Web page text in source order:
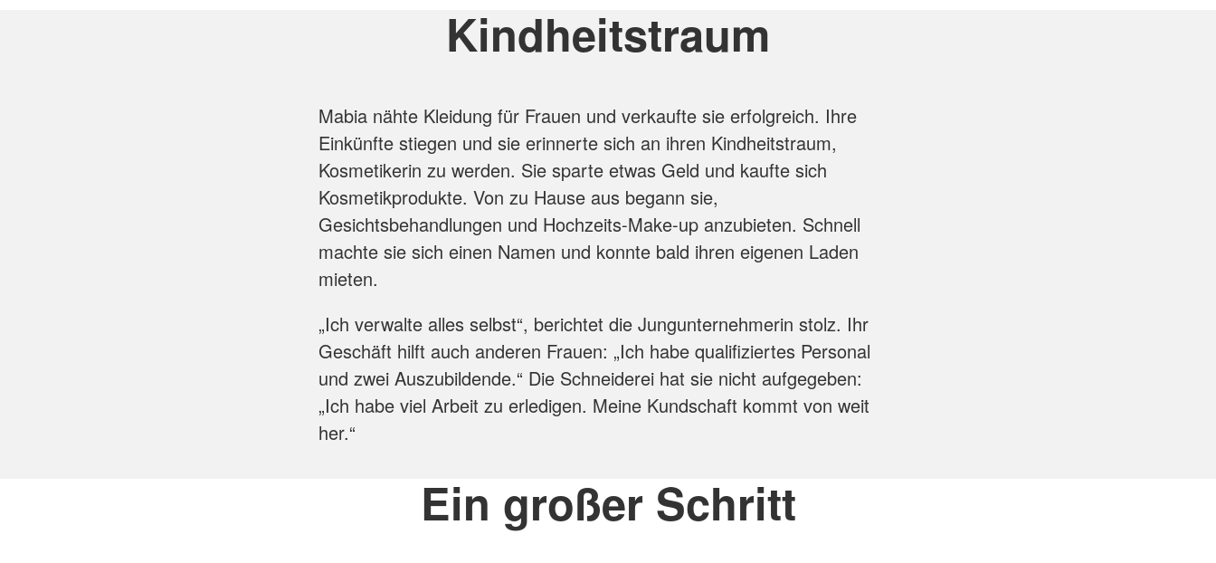
Kindheitstraum
Mabia nähte Kleidung für Frauen und verkaufte sie erfolgreich. Ihre
Einkünfte stiegen und sie erinnerte sich an ihren Kindheitstraum,
Kosmetikerin zu werden. Sie sparte etwas Geld und kaufte sich
Kosmetikprodukte. Von zu Hause aus begann sie,
Gesichtsbehandlungen und Hochzeits-Make-up anzubieten. Schnell
machte sie sich einen Namen und konnte bald ihren eigenen Laden
mieten.
„Ich verwalte alles selbst“, berichtet die Jungunternehmerin stolz. Ihr
Geschäft hilft auch anderen Frauen: „Ich habe qualifiziertes Personal
und zwei Auszubildende.“ Die Schneiderei hat sie nicht aufgegeben:
„Ich habe viel Arbeit zu erledigen. Meine Kundschaft kommt von weit
her.“
Ein großer Schritt